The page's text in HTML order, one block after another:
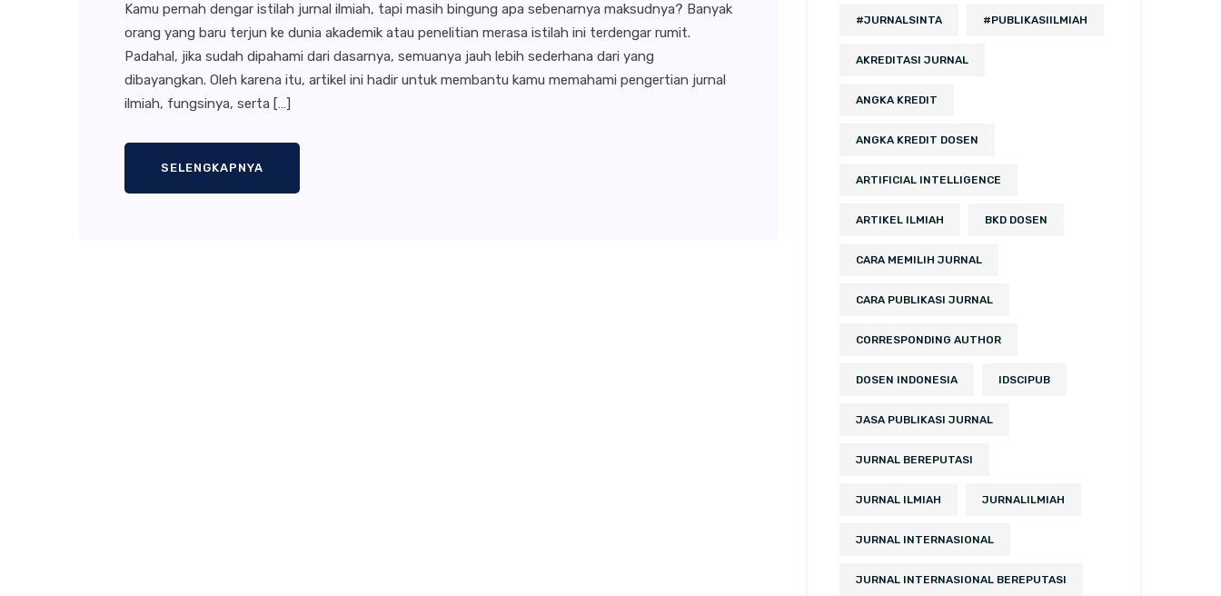
Kamu pernah dengar istilah jurnal ilmiah, tapi masih bingung apa sebenarnya maksudnya? Banyak
orang yang baru terjun ke dunia akademik atau penelitian merasa istilah ini terdengar rumit.
Padahal, jika sudah dipahami dari dasarnya, semuanya jauh lebih sederhana dari yang
dibayangkan. Oleh karena itu, artikel ini hadir untuk membantu kamu memahami pengertian jurnal
ilmiah, fungsinya, serta […]
SELENGKAPNYA
#JURNALSINTA #PUBLIKASIILMIAH
AKREDITASI JURNAL
ANGKA KREDIT
ANGKA KREDIT DOSEN
ARTIFICIAL INTELLIGENCE
ARTIKEL ILMIAH BKD DOSEN
CARA MEMILIH JURNAL
CARA PUBLIKASI JURNAL
CORRESPONDING AUTHOR
DOSEN INDONESIA IDSCIPUB
JASA PUBLIKASI JURNAL
JURNAL BEREPUTASI
JURNAL ILMIAH JURNALILMIAH
JURNAL INTERNASIONAL
JURNAL INTERNASIONAL BEREPUTASI